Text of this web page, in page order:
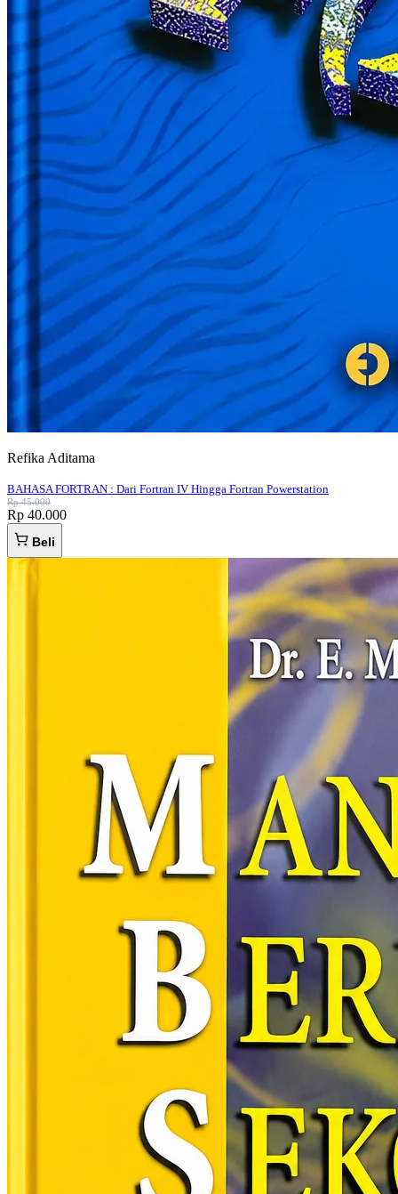
Refika Aditama
BAHASA FORTRAN : Dari Fortran IV Hingga Fortran Powerstation
Rp 45.000
Rp 40.000
Beli